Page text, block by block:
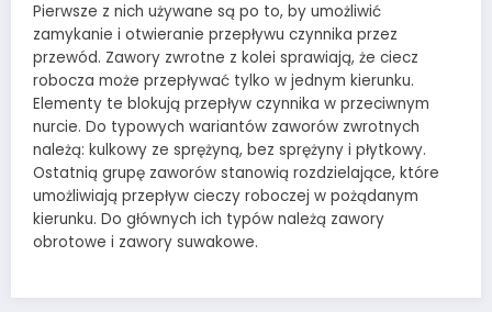
Pierwsze z nich używane są po to, by umożliwić
zamykanie i otwieranie przepływu czynnika przez
przewód. Zawory zwrotne z kolei sprawiają, że ciecz
robocza może przepływać tylko w jednym kierunku.
Elementy te blokują przepływ czynnika w przeciwnym
nurcie. Do typowych wariantów zaworów zwrotnych
należą: kulkowy ze sprężyną, bez sprężyny i płytkowy.
Ostatnią grupę zaworów stanowią rozdzielające, które
umożliwiają przepływ cieczy roboczej w pożądanym
kierunku. Do głównych ich typów należą zawory
obrotowe i zawory suwakowe.